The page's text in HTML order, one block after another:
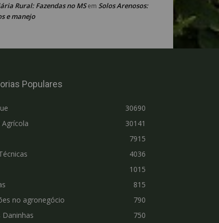
Rural: Fazendas no MSem Solos Arenosos:
e manejo
Populares
30690
30141
7915
4036
1015
815
no agronegócio
790
Daninhas
750